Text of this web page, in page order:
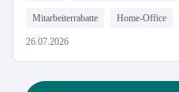
Mitarbeiterrabatte Home-Office
26.07.2026